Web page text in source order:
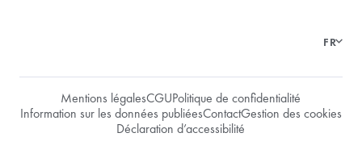
Mentions légalesCGUPolitique de confidentialité
Information sur les données publiéesContactGestion des cookies
Déclaration d’accessibilité
FR